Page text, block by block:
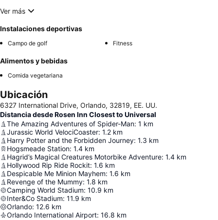
Ver más
Instalaciones deportivas
Campo de golf Fitness
Alimentos y bebidas
Comida vegetariana
Ubicación
6327 International Drive, Orlando, 32819, EE. UU.
Distancia desde Rosen Inn Closest to Universal
The Amazing Adventures of Spider-Man: 1 km
Jurassic World VelociCoaster: 1.2 km
Harry Potter and the Forbidden Journey: 1.3 km
Hogsmeade Station: 1.4 km
Hagrid’s Magical Creatures Motorbike Adventure: 1.4 km
Hollywood Rip Ride Rockit: 1.6 km
Despicable Me Minion Mayhem: 1.6 km
Revenge of the Mummy: 1.8 km
Camping World Stadium: 10.9 km
Inter&Co Stadium: 11.9 km
Orlando: 12.6 km
Orlando International Airport: 16.8 km